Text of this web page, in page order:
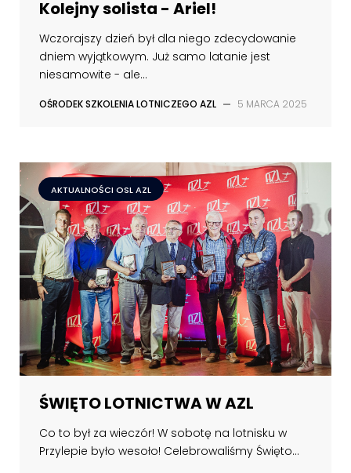
Kolejny solista - Ariel!
Wczorajszy dzień był dla niego zdecydowanie
dniem wyjątkowym. Już samo latanie jest
niesamowite - ale...
OŚRODEK SZKOLENIA LOTNICZEGO AZL — 5 MARCA 2025
AKTUALNOŚCI OSL AZL
ŚWIĘTO LOTNICTWA W AZL
Co to był za wieczór! W sobotę na lotnisku w
Przylepie było wesoło! Celebrowaliśmy Święto...